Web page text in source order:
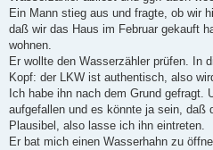
Ein Mann stieg aus und fragte, ob wir
daß wir das Haus im Februar gekauft
wohnen.
Er wollte den Wasserzähler prüfen. In
Kopf: der LKW ist authentisch, also
Ich habe ihn nach dem Grund gefragt.
aufgefallen und es könnte ja sein, daß
Plausibel, also lasse ich ihn eintreten.
Er bat mich einen Wasserhahn zu